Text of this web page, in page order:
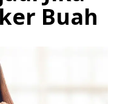
Buah